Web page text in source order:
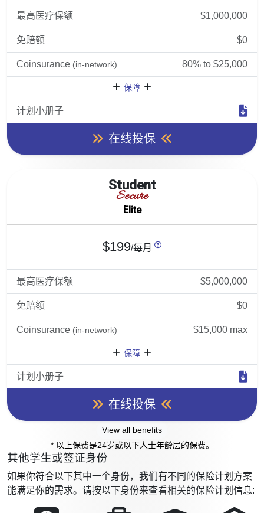
最高医疗保额 $1,000,000
免赔额 $0
Coinsurance (in-network) 80% to $25,000
保障
计划小册子
在线投保
Student
Secure
Elite
$199/每月
最高医疗保额 $5,000,000
免赔额 $0
Coinsurance (in-network) $15,000 max
保障
计划小册子
在线投保
View all benefits
* 以上保费是24岁或以下人士年龄层的保费。
其他学生或签证身份
如果你符合以下其中一个身份，我们有不同的保险计划方案
能满足你的需求。请按以下身份来查看相关的保险计划信息: